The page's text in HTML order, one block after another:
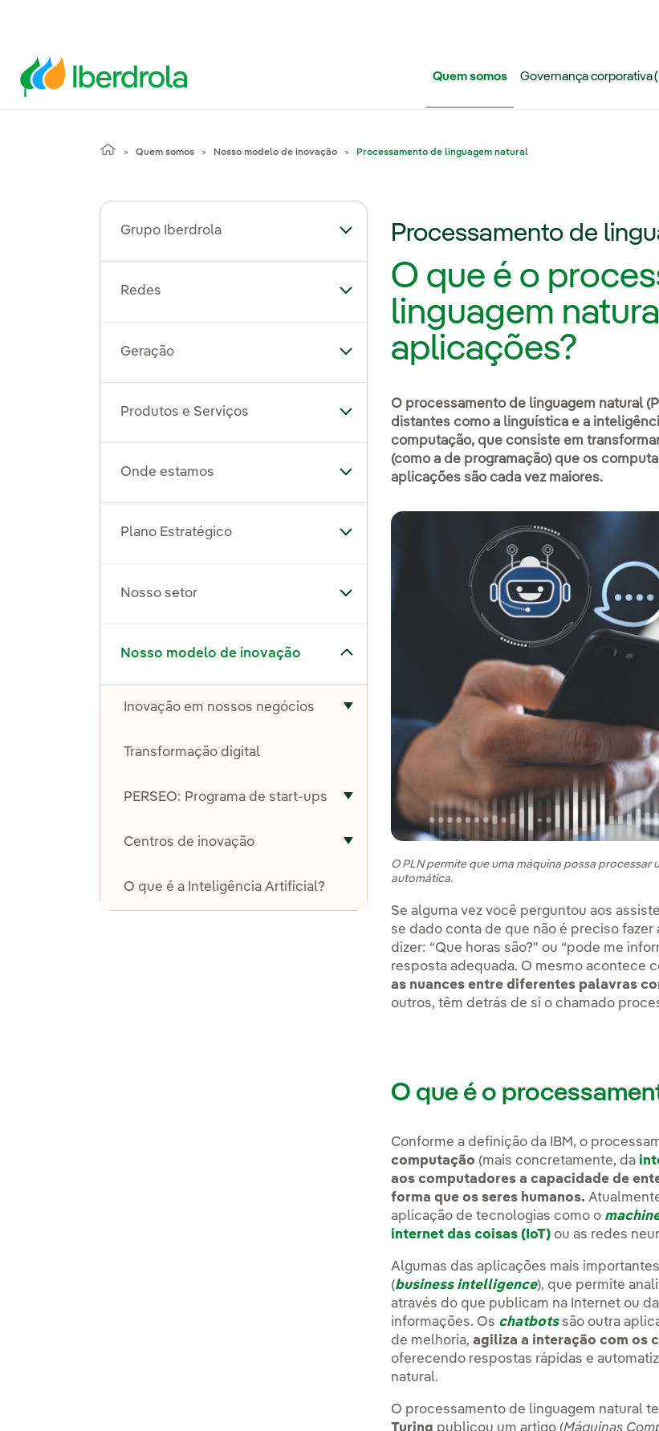
Quem somos Governança corporativa
Quem somos Nosso modelo de inovação Processamento de linguagem natural
Grupo Iberdrola Alternar submenu de Grupo Iberdrola
Redes Alternar submenu de Redes
Geração Alternar submenu de Geração
Produtos e Serviços Alternar submenu de Produtos e Serviços
Onde estamos Alternar submenu de Onde estamos
Plano Estratégico Alternar submenu de Plano Estratégico
Nosso setor Alternar submenu de Nosso setor
Nosso modelo de inovação
Alternar submenu de Nosso modelo de inovação
Inovação em nossos negócios
Alternar submenu de Inovação em nossos
Transformação digital
PERSEO: Programa de start-ups
Alternar submenu de PERSEO: Programa de
Centros de inovação
O que é a Inteligência Artificial?
Processamento de
O que é o
linguagem
aplicações?
O processamento de linguagem natural
distantes como a linguística e a
computação, que consiste em
(como a de programação) que os
aplicações são cada vez maiores.
O PLN permite que uma máquina possa
automática.
Se alguma vez você perguntou aos
se dado conta de que não é preciso
dizer: “Que horas são?" ou “pode me
resposta adequada. O mesmo acontece
as nuances entre diferentes palavras
outros, têm detrás de si o chamado
O que é o
Conforme a definição da IBM, o
computação (mais concretamente, da
aos computadores a capacidade de
forma que os seres humanos.
aplicação de tecnologias como o
internet das coisas (IoT) ou as redes
Algumas das aplicações mais
(business intelligence), que permite
através do que publicam na Internet ou
informações. Os chatbotssão outra
de melhoria,agiliza a interação com os
oferecendo respostas rápidas e
natural.
O processamento de linguagem natural
Turing publicou um artigo (Máquinas